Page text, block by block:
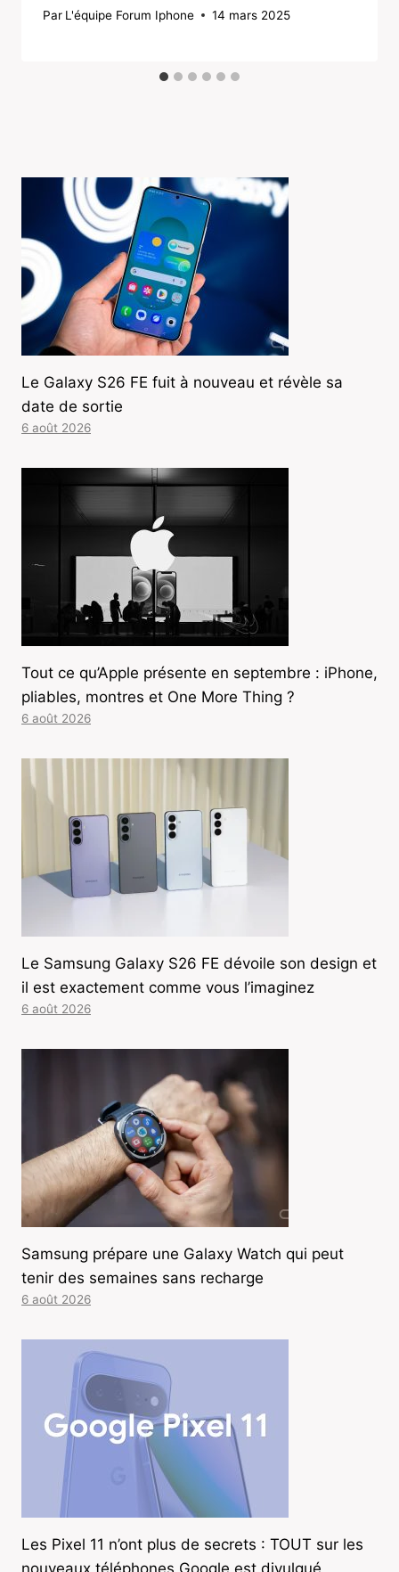
Par L'équipe Forum Iphone 14 mars 2025
Le Galaxy S26 FE fuit à nouveau et révèle sa
date de sortie
6 août 2026
Tout ce qu’Apple présente en septembre : iPhone,
pliables, montres et One More Thing ?
6 août 2026
Le Samsung Galaxy S26 FE dévoile son design et
il est exactement comme vous l’imaginez
6 août 2026
Samsung prépare une Galaxy Watch qui peut
tenir des semaines sans recharge
6 août 2026
Les Pixel 11 n’ont plus de secrets : TOUT sur les